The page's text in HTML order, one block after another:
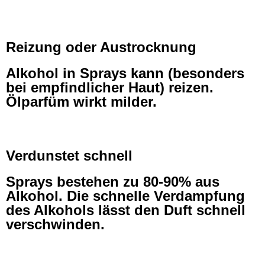
Reizung oder Austrocknung
Alkohol in Sprays kann (besonders
bei empfindlicher Haut) reizen.
Ölparfüm wirkt milder.
Verdunstet schnell
Sprays bestehen zu 80-90% aus
Alkohol. Die schnelle Verdampfung
des Alkohols lässt den Duft schnell
verschwinden.